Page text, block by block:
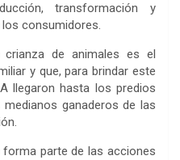
transformación y
consumidores.
crianza de animales es el
y que, para brindar este
llegaron hasta los predios
ganaderos de las
parte de las acciones